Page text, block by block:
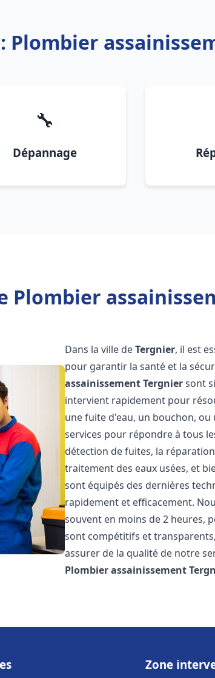
Plombier
🔧
Dépannage
Plombier
Dans la ville deTergnier, il est
pour garantir la santé et la
assainissementTergniersont
intervient rapidement pour
une fuite d'eau, un bouchon,
services pour répondre à tous
détection de fuites, la
traitement des eaux usées, et
sont équipés des dernières
rapidement et efficacement.
souvent en moins de 2 heures,
sont compétitifs et
assurer de la qualité de notre
Plombier assainissement
Zone